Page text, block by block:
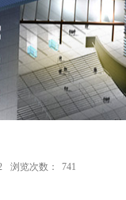
浏览次数： 741